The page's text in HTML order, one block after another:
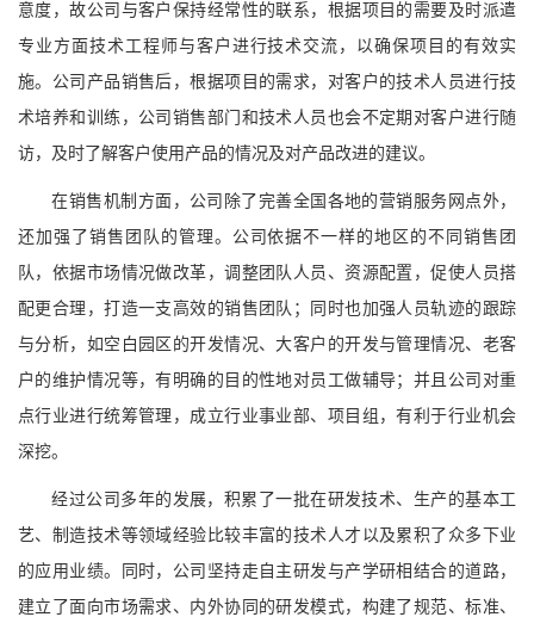
意度，故公司与客户保持经常性的联系，根据项目的需要及时派遣
专业方面技术工程师与客户进行技术交流，以确保项目的有效实
施。公司产品销售后，根据项目的需求，对客户的技术人员进行技
术培养和训练，公司销售部门和技术人员也会不定期对客户进行随
访，及时了解客户使用产品的情况及对产品改进的建议。
在销售机制方面，公司除了完善全国各地的营销服务网点外，
还加强了销售团队的管理。公司依据不一样的地区的不同销售团
队，依据市场情况做改革，调整团队人员、资源配置，促使人员搭
配更合理，打造一支高效的销售团队；同时也加强人员轨迹的跟踪
与分析，如空白园区的开发情况、大客户的开发与管理情况、老客
户的维护情况等，有明确的目的性地对员工做辅导；并且公司对重
点行业进行统筹管理，成立行业事业部、项目组，有利于行业机会
深挖。
经过公司多年的发展，积累了一批在研发技术、生产的基本工
艺、制造技术等领域经验比较丰富的技术人才以及累积了众多下业
的应用业绩。同时，公司坚持走自主研发与产学研相结合的道路，
建立了面向市场需求、内外协同的研发模式，构建了规范、标准、